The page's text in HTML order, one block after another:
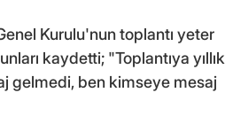
Kurulu'nun toplantı yeter
kaydetti; "Toplantıya yıllık
gelmedi, ben kimseye mesaj